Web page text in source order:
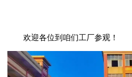
欢迎各位到咱们工厂参观！